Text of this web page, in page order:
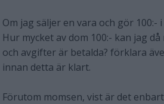
Om jag säljer en vara och gör 100:-
Hur mycket av dom 100:- kan jag
och avgifter är betalda? förklara
innan detta är klart.
Förutom momsen, vist är det